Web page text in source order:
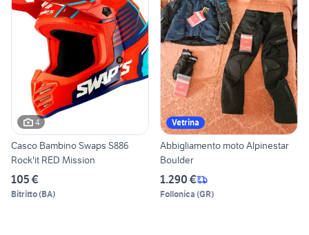
4
Casco Bambino Swaps S886
Rock'it RED Mission
105 €
Bitritto(BA)
Vetrina
Abbigliamento moto Alpinestar
Boulder
1.290 €
Follonica (GR)